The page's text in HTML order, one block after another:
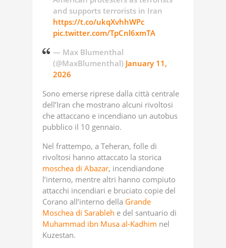
and supports terrorists in Iran
https://t.co/ukqXvhhWPc
pic.twitter.com/TpCnl6xmTA
— Max Blumenthal
(@MaxBlumenthal) January 11,
2026
Sono emerse riprese dalla città centrale
dell’Iran che mostrano alcuni rivoltosi
che attaccano e incendiano un autobus
pubblico il 10 gennaio.
Nel frattempo, a Teheran, folle di
rivoltosi hanno attaccato la storica
moschea di Abazar, incendiandone
l’interno, mentre altri hanno compiuto
attacchi incendiari e bruciato copie del
Corano all’interno della Grande
Moschea di Sarableh e del santuario di
Muhammad ibn Musa al-Kadhim nel
Kuzestan.